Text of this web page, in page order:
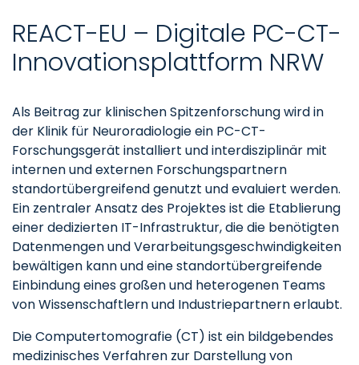
REACT-EU – Digitale PC-CT-
Innovationsplattform NRW
Als Beitrag zur klinischen Spitzenforschung wird in
der Klinik für Neuroradiologie ein PC-CT-
Forschungsgerät installiert und interdisziplinär mit
internen und externen Forschungspartnern
standortübergreifend genutzt und evaluiert werden.
Ein zentraler Ansatz des Projektes ist die Etablierung
einer dedizierten IT-Infrastruktur, die die benötigten
Datenmengen und Verarbeitungsgeschwindigkeiten
bewältigen kann und eine standortübergreifende
Einbindung eines großen und heterogenen Teams
von Wissenschaftlern und Industriepartnern erlaubt.
Die Computertomografie (CT) ist ein bildgebendes
medizinisches Verfahren zur Darstellung von